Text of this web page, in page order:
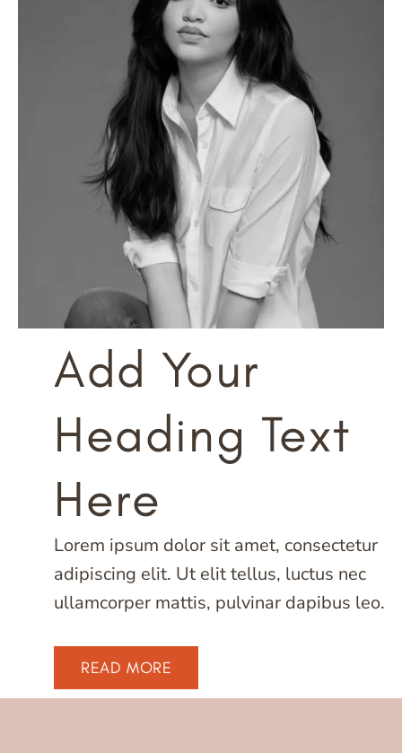
Add Your
Heading Text
Here
Lorem ipsum dolor sit amet, consectetur
adipiscing elit. Ut elit tellus, luctus nec
ullamcorper mattis, pulvinar dapibus leo.
READ MORE